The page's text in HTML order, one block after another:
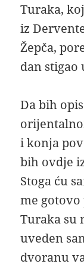
Turaka,
iz
Žepča,
dan stigao
Da bih
i konja
bih ovdje
Stoga ću
me
Turaka su
uveden
dvoranu